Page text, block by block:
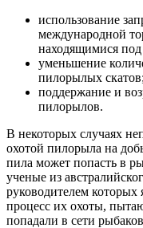
использование
международной
находящимися под
уменьшение
пилорылых скатов;
поддержание и
пилорылов.
В некоторых случаях
охотой пилорыла на
пила может попасть в
ученые из
руководителем которых
процесс их охоты,
попадали в сети